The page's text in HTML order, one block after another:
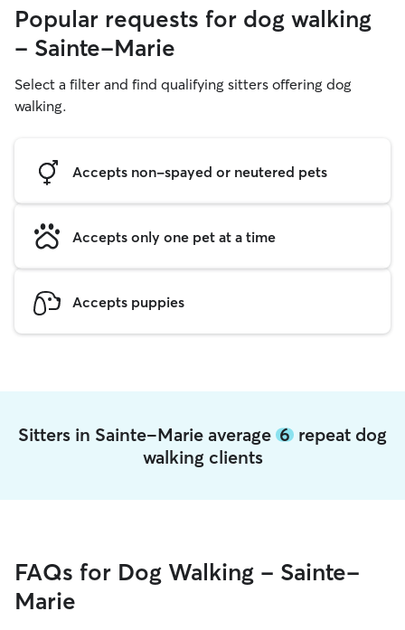
Popular requests for dog walking
- Sainte-Marie
Select a filter and find qualifying sitters offering dog
walking.
Accepts non-spayed or neutered pets
Accepts only one pet at a time
Accepts puppies
Sitters in Sainte-Marie average 6 repeat dog
walking clients
FAQs for Dog Walking - Sainte-
Marie